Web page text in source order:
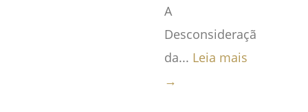
A
Desconsideração
da... Leia mais
→